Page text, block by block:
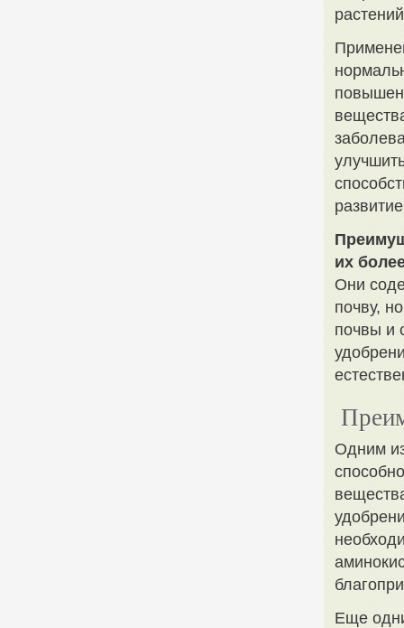
их
Они
почву,
почвы и
Одним
Еще